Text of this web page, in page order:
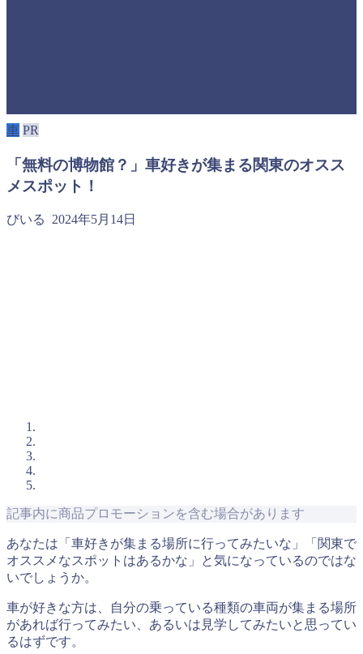
車 PR
「無料の博物館？」車好きが集まる関東のオスス
メスポット！
びいる 2024年5月14日
記事内に商品プロモーションを含む場合があります
あなたは「車好きが集まる場所に行ってみたいな」「関東で
オススメなスポットはあるかな」と気になっているのではな
いでしょうか。
車が好きな方は、自分の乗っている種類の車両が集まる場所
があれば行ってみたい、あるいは見学してみたいと思ってい
るはずです。